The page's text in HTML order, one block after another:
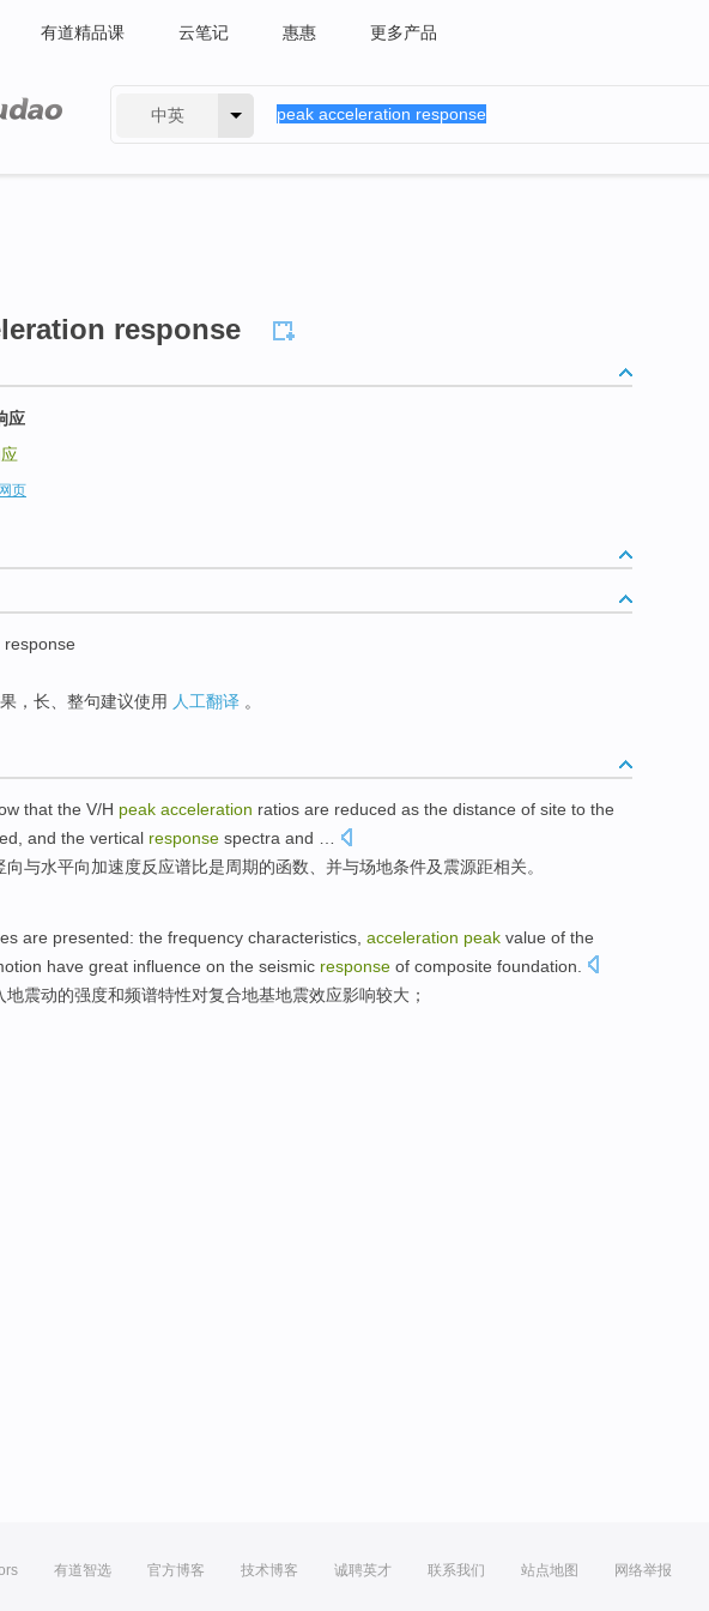
有道精品课 云笔记 惠惠 更多产品
中英
response
应
页
response
，长、整句建议使用 人工翻译 。
that the V/H peak acceleration ratios are reduced as the distance of site to the
and the vertical response spectra and
向与水平向加速度反应谱比是周期的函数、 并与场地条件及震源距相关。
are presented: the frequency characteristics acceleration peak value of the
have great influence on the seismic response of composite foundation
地震动的强度和频谱特性对复合地基地震效应影响较大 ；
有道智选 官方博客 技术博客 诚聘英才 联系我们 站点地图 网络举报